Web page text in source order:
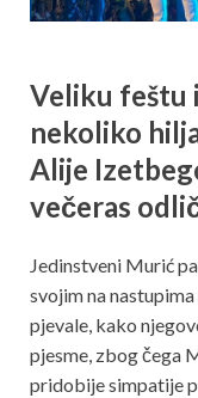
Veliku feštu
nekoliko
Alije
večeras
Jedinstveni Murić
svojim na
pjevale, kako
pjesme, zbog čega
pridobije simpatije